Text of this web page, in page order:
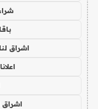
اشراق
اشراق